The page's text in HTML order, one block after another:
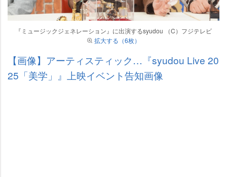
『ミュージックジェネレーション』に出演するsyudou （C）フジテレビ
拡大する（6枚）
【画像】アーティスティック…『syudou Live 20
25「美学」』上映イベント告知画像